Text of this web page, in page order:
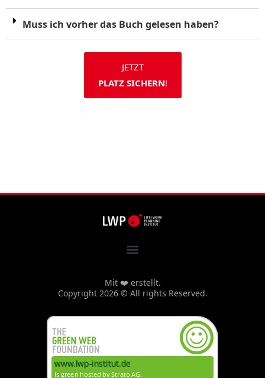
Muss ich vorher das Buch gelesen haben?
JETZT
PLATZ SICHERN!
Mit ❤️ erstellt.
Copyright 2026 © All rights Reserved.